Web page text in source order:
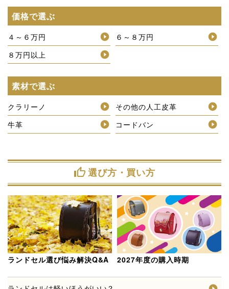
価格で選ぶ
４～６万円
６～８万円
８万円以上
素材で選ぶ
クラリーノ
その他の人工皮革
牛革
コードバン
thumb_up 選び方・買い方
ランドセル選び悩み解決Q&A 2027年度の購入時期